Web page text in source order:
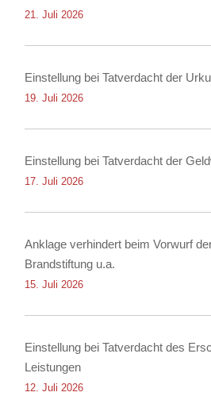
21. Juli 2026
Einstellung bei Tatverdacht der
19. Juli 2026
Einstellung bei Tatverdacht der
17. Juli 2026
Anklage verhindert beim Vorwurf
Brandstiftung u.a.
15. Juli 2026
Einstellung bei Tatverdacht des
Leistungen
12. Juli 2026